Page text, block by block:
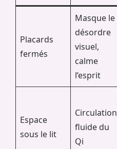
Placards
fermés
Masque le
désordre
visuel,
calme
l’esprit
Espace
sous le lit
Circulation
fluide du
Qi